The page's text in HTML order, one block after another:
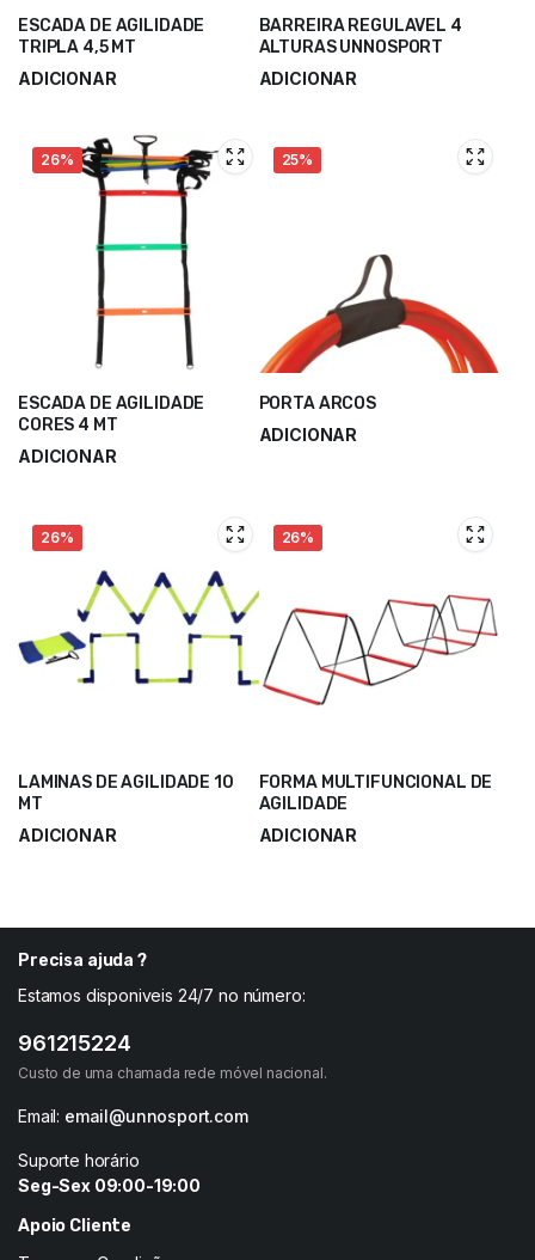
ESCADA DE AGILIDADE
TRIPLA 4,5 MT
ADICIONAR
BARREIRA REGULAVEL 4
ALTURAS UNNOSPORT
ADICIONAR
26%
ESCADA DE AGILIDADE
CORES 4 MT
ADICIONAR
25%
PORTA ARCOS
ADICIONAR
26%
LAMINAS DE AGILIDADE 10
MT
ADICIONAR
26%
FORMA MULTIFUNCIONAL DE
AGILIDADE
ADICIONAR
Precisa ajuda ?
Estamos disponiveis 24/7 no número:
961215224
Custo de uma chamada rede móvel nacional.
Email: email@unnosport.com
Suporte horário
Seg-Sex 09:00-19:00
Apoio Cliente